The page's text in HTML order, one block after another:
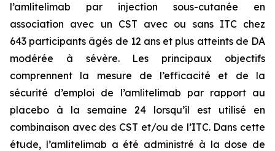
l’amlitelimab par injection sous-cutanée en
association avec un CST avec ou sans ITC chez
643 participants âgés de 12 ans et plus atteints de DA
modérée à sévère. Les principaux objectifs
comprennent la mesure de l’efficacité et de la
sécurité d’emploi de l’amlitelimab par rapport au
placebo à la semaine 24 lorsqu’il est utilisé en
combinaison avec des CST et/ou de l’ITC. Dans cette
étude, l’amlitelimab a été administré à la dose de